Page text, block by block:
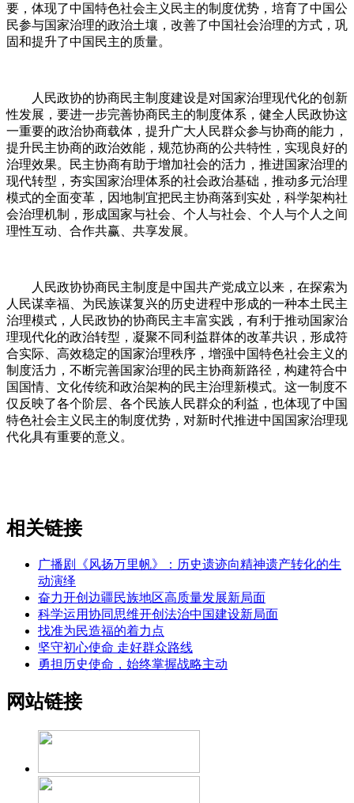
要，体现了中国特色社会主义民主的制度优势，培育了中国公
民参与国家治理的政治土壤，改善了中国社会治理的方式，巩
固和提升了中国民主的质量。
人民政协的协商民主制度建设是对国家治理现代化的创新
性发展，要进一步完善协商民主的制度体系，健全人民政协这
一重要的政治协商载体，提升广大人民群众参与协商的能力，
提升民主协商的政治效能，规范协商的公共特性，实现良好的
治理效果。民主协商有助于增加社会的活力，推进国家治理的
现代转型，夯实国家治理体系的社会政治基础，推动多元治理
模式的全面变革，因地制宜把民主协商落到实处，科学架构社
会治理机制，形成国家与社会、个人与社会、个人与个人之间
理性互动、合作共赢、共享发展。
人民政协协商民主制度是中国共产党成立以来，在探索为
人民谋幸福、为民族谋复兴的历史进程中形成的一种本土民主
治理模式，人民政协的协商民主丰富实践，有利于推动国家治
理现代化的政治转型，凝聚不同利益群体的改革共识，形成符
合实际、高效稳定的国家治理秩序，增强中国特色社会主义的
制度活力，不断完善国家治理的民主协商新路径，构建符合中
国国情、文化传统和政治架构的民主治理新模式。这一制度不
仅反映了各个阶层、各个民族人民群众的利益，也体现了中国
特色社会主义民主的制度优势，对新时代推进中国国家治理现
代化具有重要的意义。
相关链接
广播剧《风扬万里帆》：历史遗迹向精神遗产转化的生
动演绎
奋力开创边疆民族地区高质量发展新局面
科学运用协同思维开创法治中国建设新局面
找准为民造福的着力点
坚守初心使命 走好群众路线
勇担历史使命，始终掌握战略主动
网站链接